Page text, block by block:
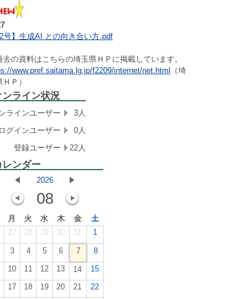
号】生成AI との向き合い方.pdf
の資料はこちらの埼玉県ＨＰに掲載しています。
www.pref.saitama.lg.jp/f2209/internet/net.html
（埼
ＨＰ）
ンライン状況
ラインユーザー
3人
ログインユーザー
0人
登録ユーザー
22人
レンダー
2026
08
月 火 水 木 金
土
27 28 29 30 31 1
3 4 5 6 7
8
10 11 12 13 14
15
17 18 19 20 21
22